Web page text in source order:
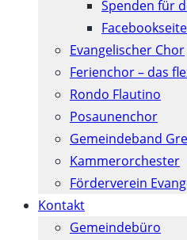
Spenden für
Evangelischer Chor
Ferienchor – das
Rondo Flautino
Posaunenchor
Gemeindeband
Kammerorchester
Förderverein
Kontakt
Gemeindebüro